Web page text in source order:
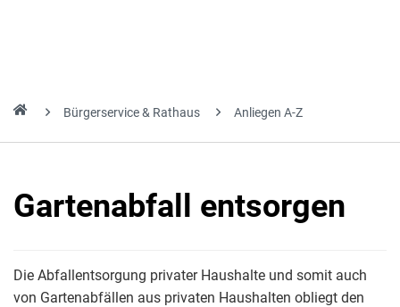
Bürgerservice & Rathaus Anliegen A-Z
Gartenabfall entsorgen
Die Abfallentsorgung privater Haushalte und somit auch
von Gartenabfällen aus privaten Haushalten obliegt den